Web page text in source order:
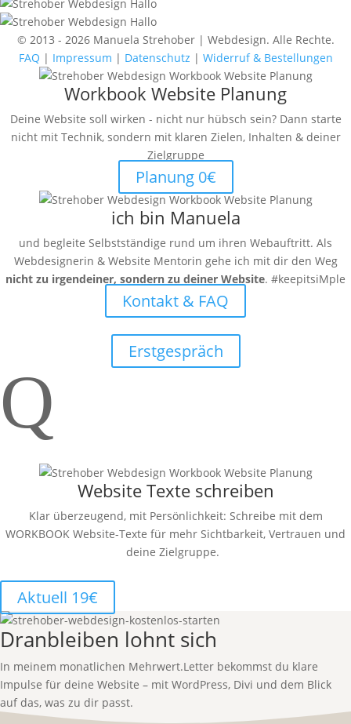
© 2013 - 2026 Manuela Strehober | Webdesign. Alle Rechte.
FAQ | Impressum | Datenschutz | Widerruf & Bestellungen
Workbook Website Planung
Deine Website soll wirken - nicht nur hübsch sein? Dann starte
nicht mit Technik, sondern mit klaren Zielen, Inhalten & deiner
Zielgruppe
Planung 0€
ich bin Manuela
und begleite Selbstständige rund um ihren Webauftritt. Als
Webdesignerin & Website Mentorin gehe ich mit dir den Weg
nicht zu irgendeiner, sondern zu deiner Website. #keepitsiMple
Kontakt & FAQ
Erstgespräch
Q
Website Texte schreiben
Klar überzeugend, mit Persönlichkeit: Schreibe mit dem
WORKBOOK Website-Texte für mehr Sichtbarkeit, Vertrauen und
deine Zielgruppe.
Aktuell 19€
Dranbleiben lohnt sich
In meinem monatlichen Mehrwert.Letter bekommst du klare
Impulse für deine Website – mit WordPress, Divi und dem Blick
auf das, was zu dir passt.